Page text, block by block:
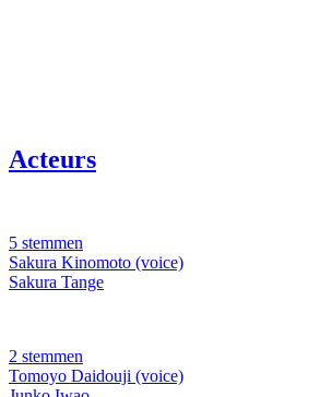
Acteurs
5 stemmen
Sakura Kinomoto (voice)
Sakura Tange
2 stemmen
Tomoyo Daidouji (voice)